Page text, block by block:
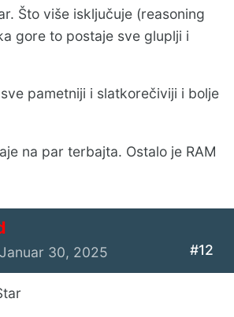
Što više isključuje (reasoning
gore to postaje sve gluplji i
pametniji i slatkorečiviji i bolje
na par terbajta. Ostalo je RAM
Januar 30, 2025 #12